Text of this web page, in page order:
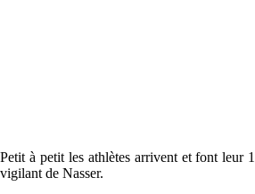
Petit à petit les athlètes arrivent et font leur
vigilant de Nasser.